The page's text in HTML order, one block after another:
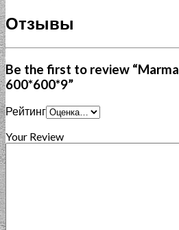
Отзывы
Be the first to review
600*600*9”
Рейтинг
Your Review